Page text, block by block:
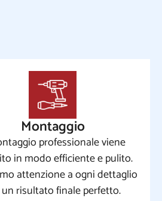
Montaggio
professionale viene
in modo efficiente e pulito.
attenzione a ogni dettaglio
risultato finale perfetto.